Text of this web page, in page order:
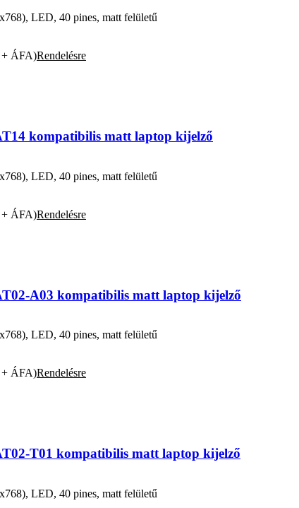
LED, 40 pines, matt felületű
ÁFA)Rendelésre
kompatibilis matt laptop kijelző
LED, 40 pines, matt felületű
ÁFA)Rendelésre
A03 kompatibilis matt laptop kijelző
LED, 40 pines, matt felületű
ÁFA)Rendelésre
T01 kompatibilis matt laptop kijelző
LED, 40 pines, matt felületű